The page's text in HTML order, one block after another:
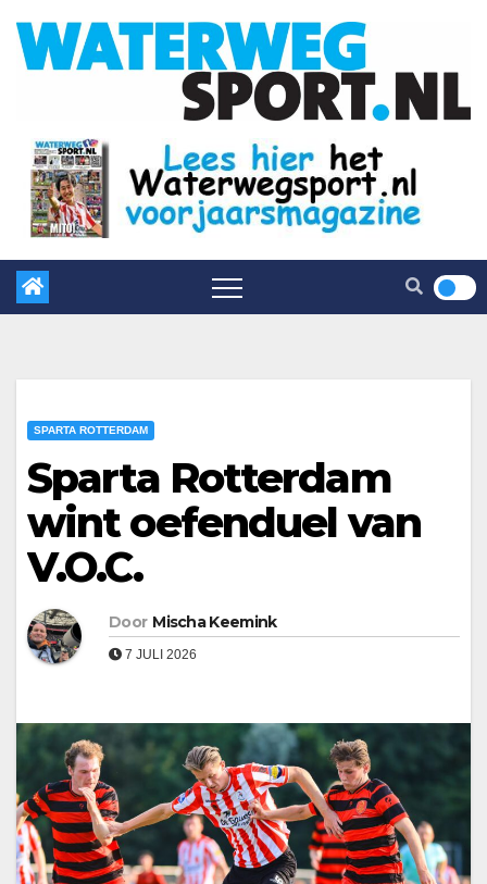
SPARTA ROTTERDAM
Sparta Rotterdam
wint oefenduel van
V.O.C.
Door Mischa Keemink
7 JULI 2026